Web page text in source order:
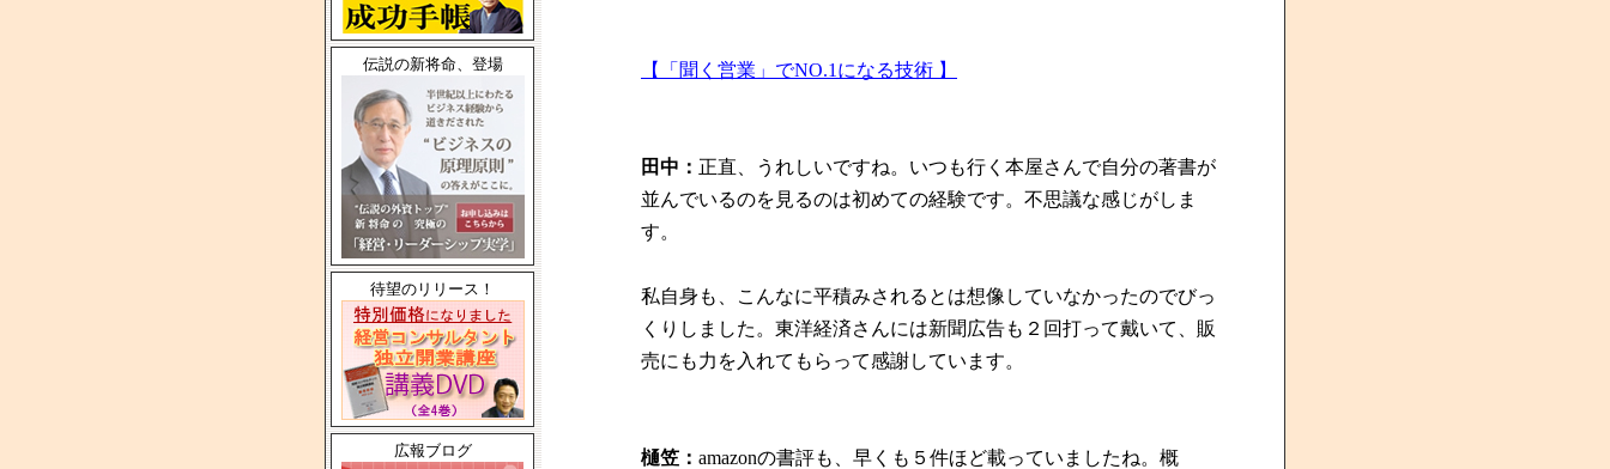
伝説の新将命、登場
待望のリリース！
広報ブログ
【「聞く営業」でNO.1になる技術 】
田中： 正直、うれしいですね。いつも行く本屋さんで自分の著書が
並んでいるのを見るのは初めての経験です。不思議な感じがしま
す。
私自身も、こんなに平積みされるとは想像していなかったのでびっ
くりしました。東洋経済さんには新聞広告も２回打って戴いて、販
売にも力を入れてもらって感謝しています。
樋笠： amazonの書評も、早くも５件ほど載っていましたね。概